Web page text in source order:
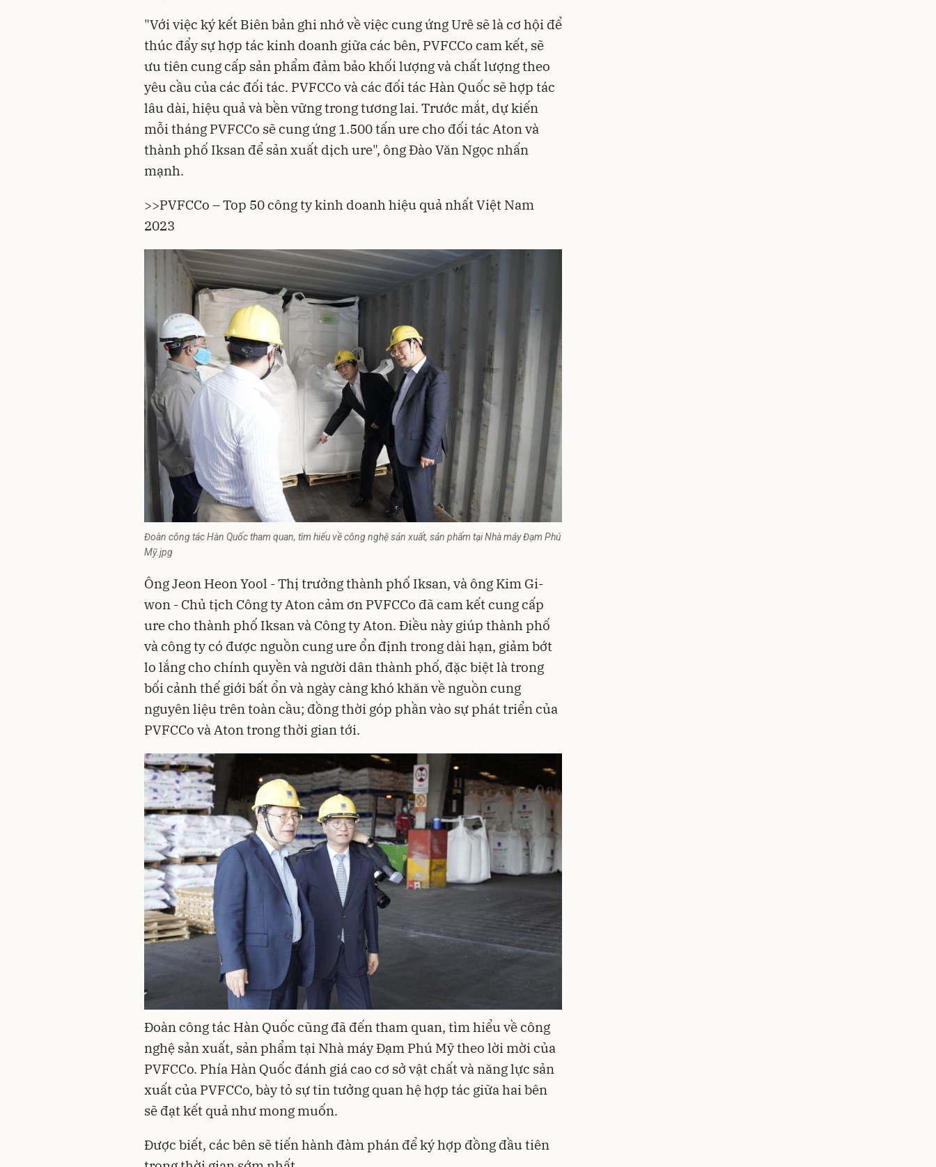
"Với việc ký kết Biên bản ghi nhớ về việc cung ứng Urê sẽ là cơ hội để
thúc đẩy sự hợp tác kinh doanh giữa các bên, PVFCCo cam kết, sẽ
ưu tiên cung cấp sản phẩm đảm bảo khối lượng và chất lượng theo
yêu cầu của các đối tác. PVFCCo và các đối tác Hàn Quốc sẽ hợp tác
lâu dài, hiệu quả và bền vững trong tương lai. Trước mắt, dự kiến
mỗi tháng PVFCCo sẽ cung ứng 1.500 tấn ure cho đối tác Aton và
thành phố Iksan để sản xuất dịch ure", ông Đào Văn Ngọc nhấn
mạnh.
>>PVFCCo – Top 50 công ty kinh doanh hiệu quả nhất Việt Nam
2023
Đoàn công tác Hàn Quốc tham quan, tìm hiểu về công nghệ sản xuất, sản phẩm tại Nhà máy Đạm Phú
Mỹ.jpg
Ông Jeon Heon Yool - Thị trưởng thành phố Iksan, và ông Kim Gi-
won - Chủ tịch Công ty Aton cảm ơn PVFCCo đã cam kết cung cấp
ure cho thành phố Iksan và Công ty Aton. Điều này giúp thành phố
và công ty có được nguồn cung ure ổn định trong dài hạn, giảm bớt
lo lắng cho chính quyền và người dân thành phố, đặc biệt là trong
bối cảnh thế giới bất ổn và ngày càng khó khăn về nguồn cung
nguyên liệu trên toàn cầu; đồng thời góp phần vào sự phát triển của
PVFCCo và Aton trong thời gian tới.
Đoàn công tác Hàn Quốc cũng đã đến tham quan, tìm hiểu về công
nghệ sản xuất, sản phẩm tại Nhà máy Đạm Phú Mỹ theo lời mời của
PVFCCo. Phía Hàn Quốc đánh giá cao cơ sở vật chất và năng lực sản
xuất của PVFCCo, bày tỏ sự tin tưởng quan hệ hợp tác giữa hai bên
sẽ đạt kết quả như mong muốn.
Được biết, các bên sẽ tiến hành đàm phán để ký hợp đồng đầu tiên